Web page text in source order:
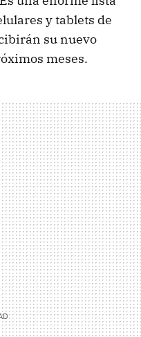
y tablets de
su nuevo
meses.